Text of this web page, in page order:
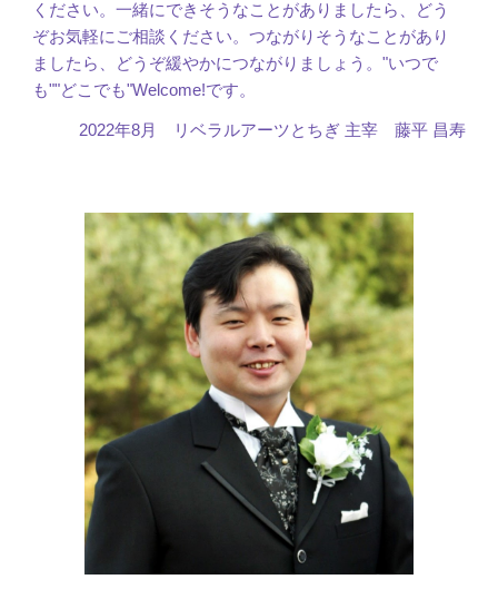
ください。一緒にできそうなことがありましたら、どう
ぞお気軽にご相談ください。つながりそうなことがあり
ましたら、どうぞ緩やかにつながりましょう。"いつで
も""どこでも"Welcome!です。
2022年8月 リベラルアーツとちぎ 主宰 藤平 昌寿